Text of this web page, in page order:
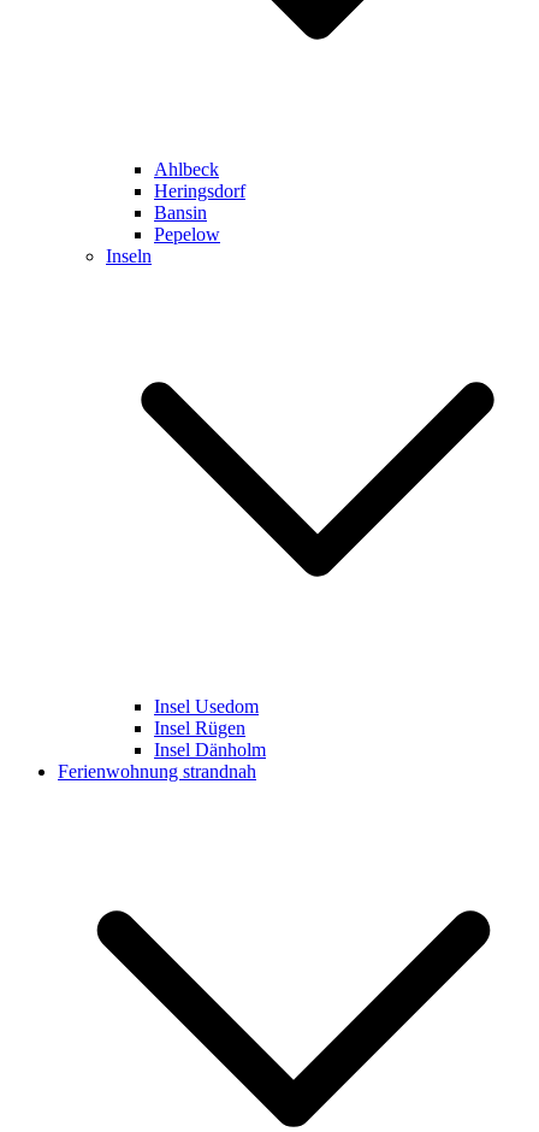
Ahlbeck
Heringsdorf
Bansin
Pepelow
Inseln
Insel Usedom
Insel Rügen
Insel Dänholm
Ferienwohnung strandnah